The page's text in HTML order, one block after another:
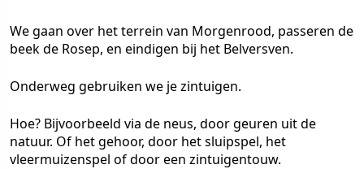
We gaan over het terrein van Morgenrood, passeren de
beek de Rosep, en eindigen bij het Belversven.
Onderweg gebruiken we je zintuigen.
Hoe? Bijvoorbeeld via de neus, door geuren uit de
natuur. Of het gehoor, door het sluipspel, het
vleermuizenspel of door een zintuigentouw.